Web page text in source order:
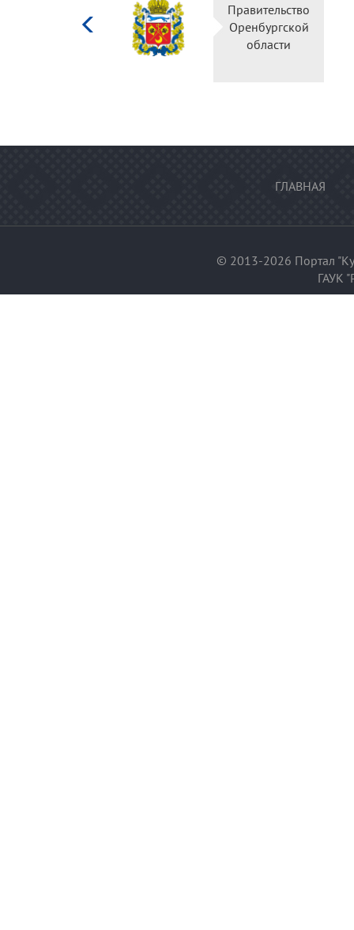
Правительство
Оренбургской
области
ГЛАВНАЯ
© 2013-2026 Портал
ГАУК